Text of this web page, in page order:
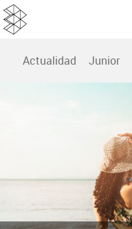
Actualidad Junior